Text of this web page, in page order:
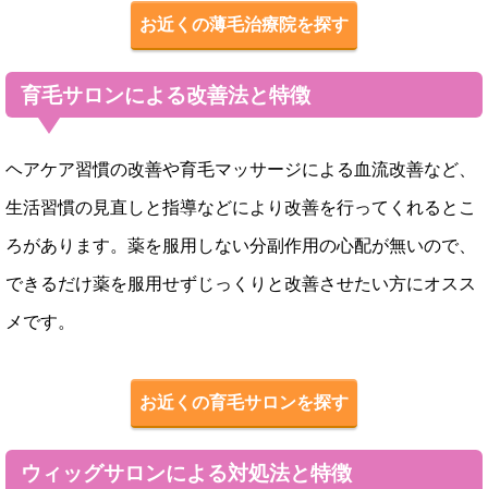
お近くの薄毛治療院を探す
育毛サロンによる改善法と特徴
ヘアケア習慣の改善や育毛マッサージによる血流改善など、
生活習慣の見直しと指導などにより改善を行ってくれるとこ
ろがあります。薬を服用しない分副作用の心配が無いので、
できるだけ薬を服用せずじっくりと改善させたい方にオスス
メです。
お近くの育毛サロンを探す
ウィッグサロンによる対処法と特徴